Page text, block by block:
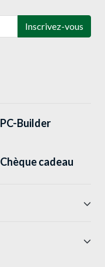
Inscrivez-vous
PC-Builder
Chèque cadeau